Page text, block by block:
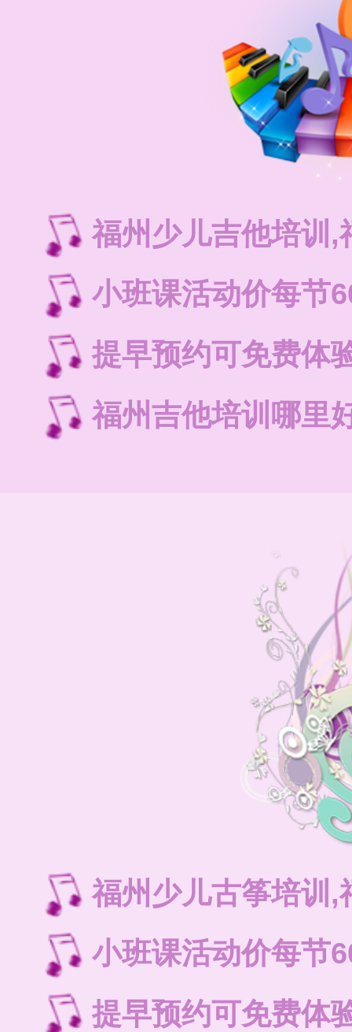
福州少儿吉他培训,
小班课活动价每节
提早预约可免费体
福州吉他培训哪里
福州少儿古筝培训,
小班课活动价每节
提早预约可免费体